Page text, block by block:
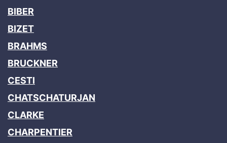
BIBER
BIZET
BRAHMS
BRUCKNER
CESTI
CHATSCHATURJAN
CLARKE
CHARPENTIER